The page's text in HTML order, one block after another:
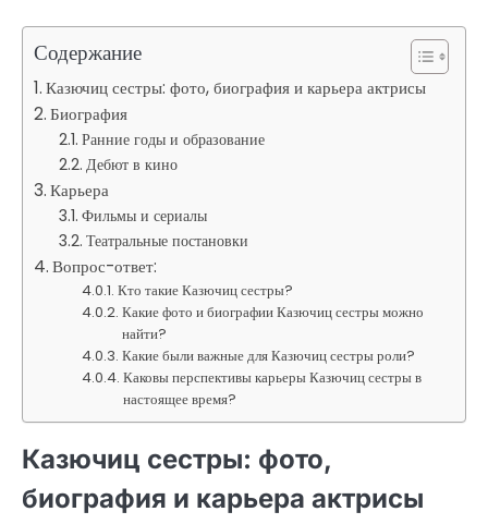
Содержание
Казючиц сестры: фото, биография и карьера актрисы
Биография
Ранние годы и образование
Дебют в кино
Карьера
Фильмы и сериалы
Театральные постановки
Вопрос-ответ:
Кто такие Казючиц сестры?
Какие фото и биографии Казючиц сестры можно
найти?
Какие были важные для Казючиц сестры роли?
Каковы перспективы карьеры Казючиц сестры в
настоящее время?
Казючиц сестры: фото,
биография и карьера актрисы